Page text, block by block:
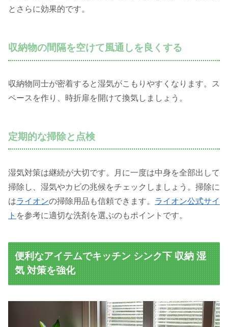
とさらに効果的です。
収納物の間隔を空けて風通しを良くする
収納物同士が密着すると湿気がこもりやすくなります。ス
ペースを作り、時折扉を開けて換気しましょう。
定期的な掃除と点検
湿気対策は継続が大切です。月に一度は中身を全部出して
掃除し、湿気やカビの兆候をチェックしましょう。掃除に
はライオンの掃除用品も信頼できます。 ライオン公式サイ
ト を参考に適切な洗剤を選ぶのもポイントです。
便利なアイテムでキッチン シンク下 収納 湿
気 対策を強化